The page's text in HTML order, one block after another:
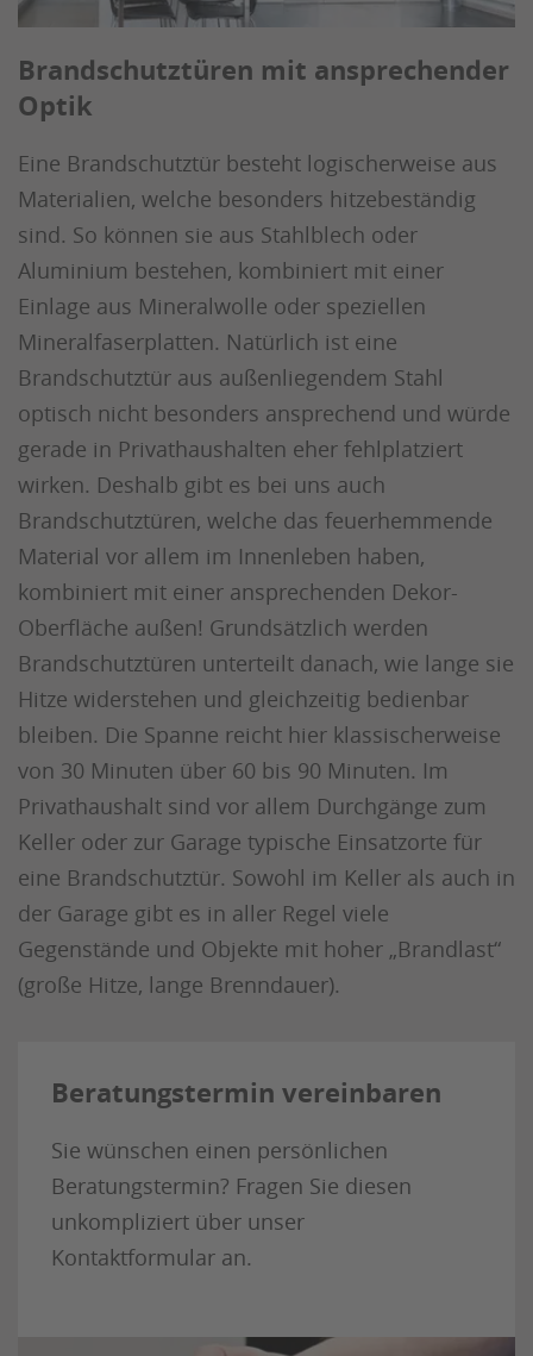
Brandschutztüren mit ansprechender
Optik
Eine Brandschutztür besteht logischerweise aus
Materialien, welche besonders hitzebeständig
sind. So können sie aus Stahlblech oder
Aluminium bestehen, kombiniert mit einer
Einlage aus Mineralwolle oder speziellen
Mineralfaserplatten. Natürlich ist eine
Brandschutztür aus außenliegendem Stahl
optisch nicht besonders ansprechend und würde
gerade in Privathaushalten eher fehlplatziert
wirken. Deshalb gibt es bei uns auch
Brandschutztüren, welche das feuerhemmende
Material vor allem im Innenleben haben,
kombiniert mit einer ansprechenden Dekor-
Oberfläche außen! Grundsätzlich werden
Brandschutztüren unterteilt danach, wie lange sie
Hitze widerstehen und gleichzeitig bedienbar
bleiben. Die Spanne reicht hier klassischerweise
von 30 Minuten über 60 bis 90 Minuten. Im
Privathaushalt sind vor allem Durchgänge zum
Keller oder zur Garage typische Einsatzorte für
eine Brandschutztür. Sowohl im Keller als auch in
der Garage gibt es in aller Regel viele
Gegenstände und Objekte mit hoher „Brandlast“
(große Hitze, lange Brenndauer).
Beratungstermin vereinbaren
Sie wünschen einen persönlichen
Beratungstermin? Fragen Sie diesen
unkompliziert über unser
Kontaktformular an.